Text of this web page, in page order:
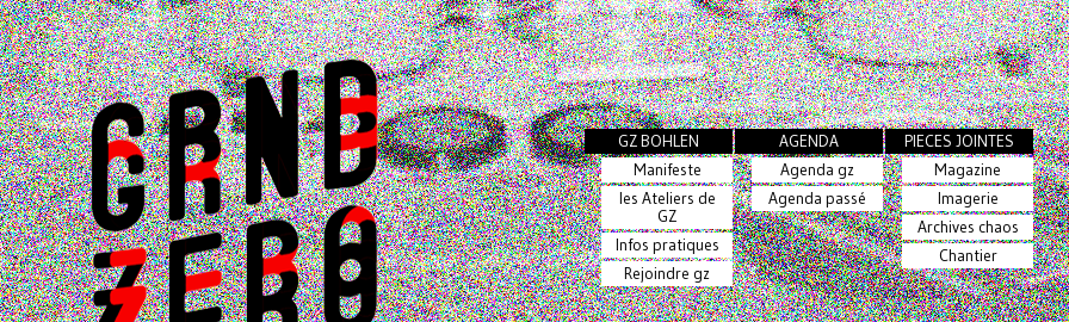
GZ BOHLEN
Manifeste
les Ateliers de
GZ
Infos pratiques
Rejoindre gz
AGENDA
Agenda gz
Agenda passé
PIECES JOINTES
Magazine
Imagerie
Archives chaos
Chantier